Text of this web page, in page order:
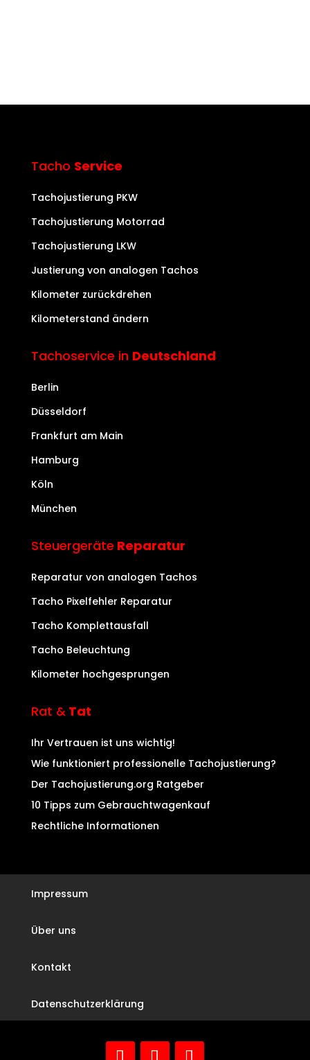
Tacho Service
Tachojustierung PKW
Tachojustierung Motorrad
Tachojustierung LKW
Justierung von analogen Tachos
Kilometer zurückdrehen
Kilometerstand ändern
Tachoservice in Deutschland
Berlin
Düsseldorf
Frankfurt am Main
Hamburg
Köln
München
Steuergeräte Reparatur
Reparatur von analogen Tachos
Tacho Pixelfehler Reparatur
Tacho Komplettausfall
Tacho Beleuchtung
Kilometer hochgesprungen
Rat &Tat
Ihr Vertrauen ist uns wichtig!
Wie funktioniert professionelle Tachojustierung?
Der Tachojustierung.org Ratgeber
10 Tipps zum Gebrauchtwagenkauf
Rechtliche Informationen
Impressum
Über uns
Kontakt
Datenschutzerklärung